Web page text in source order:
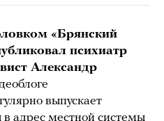
«Брянский
психиатр
Александр
выпускает
адрес местной системы